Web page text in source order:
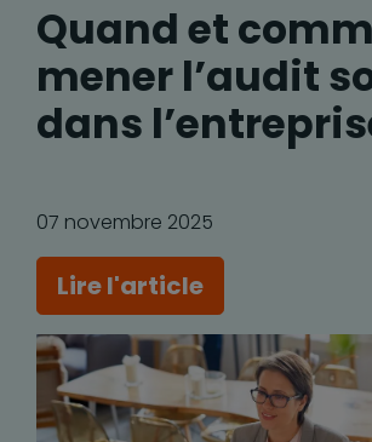
Quand et
mener l’audit
dans
07 novembre 2025
Lire l'article